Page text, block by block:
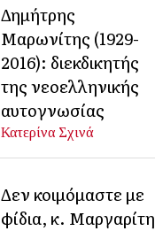
Δημήτρης
Μαρωνίτης (1929-
2016): διεκδικητής
της νεοελληνικής
αυτογνωσίας
Κατερίνα Σχινά
Δεν κοιμόμαστε με
φίδια, κ. Μαργαρίτη